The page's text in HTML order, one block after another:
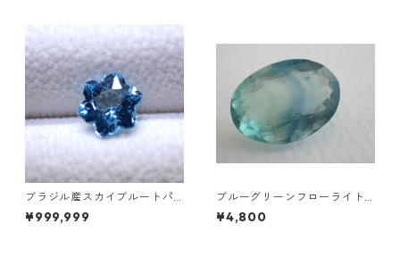
ブラジル産スカイブルートパ
ーズ スノーフレークカットル
ース 1.5ct 7.0mm*7.0mm*4.
¥999,999
ブルーグリーンフローライト
オーバルカットルース 10.2ct
15.4mm*11.1mm*8.0mm
¥4,800